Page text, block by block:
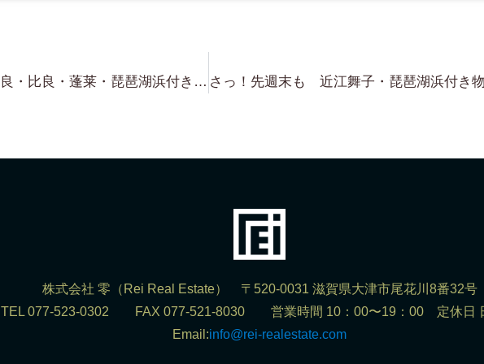
近江舞子・北比良・比良・蓬莱・琵琶湖浜付き物件 売り物件！募集中！（笑）とりあえず 眠っている琵琶湖浜付き物件 売りますので 連絡ください！
株式会社 零（Rei Real Estate） 〒520-0031 滋賀県大津市尾花川8番32号
TEL 077-523-0302 FAX 077-521-8030 営業時間 10：00〜19：00 定休日
Email:info@rei-realestate.com